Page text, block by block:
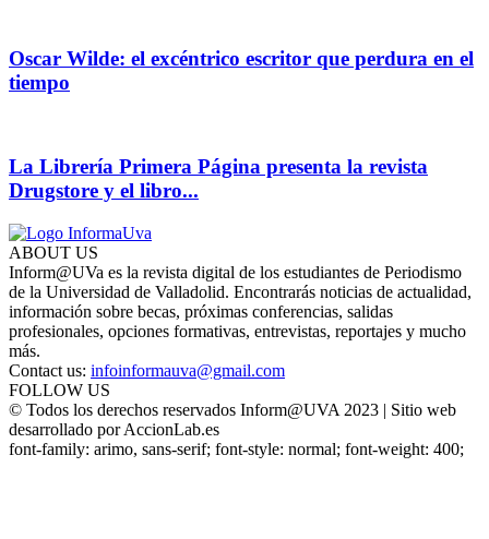
Oscar Wilde: el excéntrico escritor que perdura en el
tiempo
La Librería Primera Página presenta la revista
Drugstore y el libro...
ABOUT US
Inform@UVa es la revista digital de los estudiantes de Periodismo
de la Universidad de Valladolid. Encontrarás noticias de actualidad,
información sobre becas, próximas conferencias, salidas
profesionales, opciones formativas, entrevistas, reportajes y mucho
más.
Contact us: infoinformauva@gmail.com
FOLLOW US
© Todos los derechos reservados Inform@UVA 2023 | Sitio web
desarrollado por AccionLab.es
font-family: arimo, sans-serif; font-style: normal; font-weight: 400;